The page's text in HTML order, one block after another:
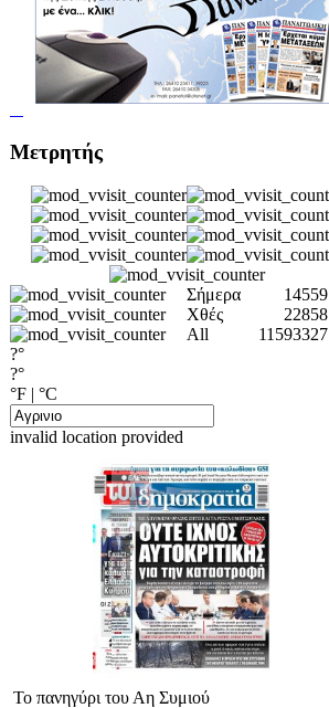
Μετρητής
Σήμερα
14559
Χθές
22858
All
11593327
?°
?°
°F | °C
invalid location provided
Το πανηγύρι του Αη Συμιού